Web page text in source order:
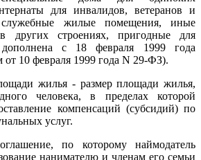
для инвалидов, ветеранов и
служебные жилые помещения, иные
других строениях, пригодные для
с 18 февраля 1999 года
10 февраля 1999 года N 29-ФЗ).
жилья - размер площади жилья,
человека, в пределах которой
компенсаций (субсидий) по
услуг.
по которому наймодатель
нанимателю и членам его семьи